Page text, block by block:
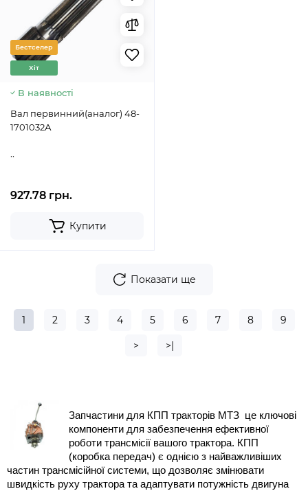
Бестселер
Хіт
В наявності
Вал первинний(аналог) 48-
1701032А
..
927.78 грн.
Купити
Показати ще
1 2 3 4 5 6 7 8 9
> >|
Запчастини для КПП тракторів МТЗ  це ключові
компоненти для забезпечення ефективної
роботи трансмісії вашого трактора. КПП
(коробка передач) є однією з найважливіших
частин трансмісійної системи, що дозволяє змінювати
швидкість руху трактора та адаптувати потужність двигуна